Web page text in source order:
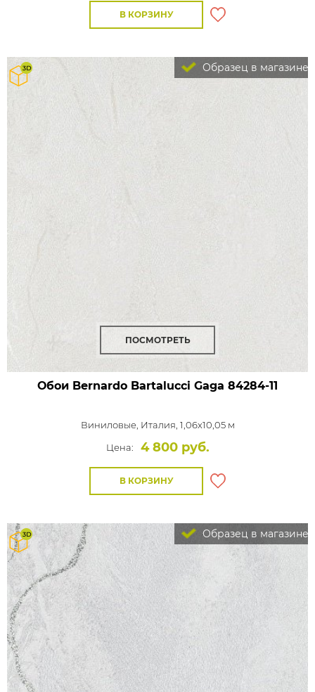
В КОРЗИНУ
Образец в магазине
ПОСМОТРЕТЬ
Обои Bernardo Bartalucci Gaga 84284-11
Виниловые, Италия, 1,06x10,05 м
Цена:
4 800 руб.
В КОРЗИНУ
Образец в магазине